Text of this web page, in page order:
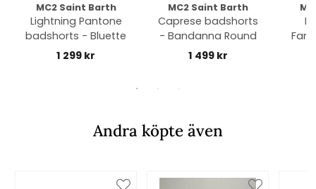
MC2 Saint Barth
Lightning Pantone
badshorts - Bluette
1 299 kr
MC2 Saint Barth
Caprese badshorts
- Bandanna Round
1 499 kr
Andra köpte även